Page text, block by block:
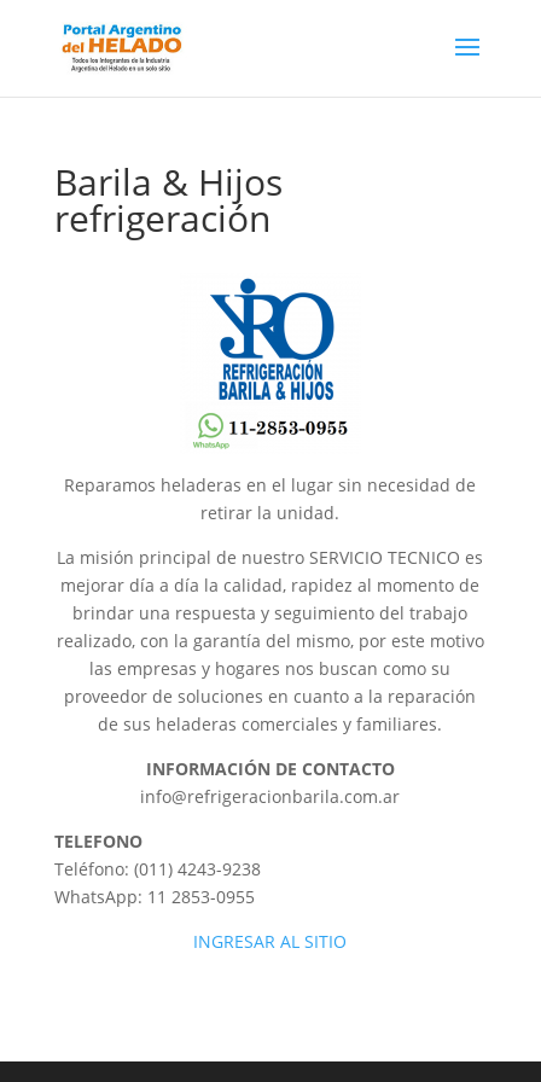
Barila & Hijos
refrigeración
Reparamos heladeras en el lugar sin necesidad de
retirar la unidad.
La misión principal de nuestro SERVICIO TECNICO es
mejorar día a día la calidad, rapidez al momento de
brindar una respuesta y seguimiento del trabajo
realizado, con la garantía del mismo, por este motivo
las empresas y hogares nos buscan como su
proveedor de soluciones en cuanto a la reparación
de sus heladeras comerciales y familiares.
INFORMACIÓN DE CONTACTO
info@refrigeracionbarila.com.ar
TELEFONO
Teléfono: (011) 4243-9238
WhatsApp: 11 2853-0955
INGRESAR AL SITIO